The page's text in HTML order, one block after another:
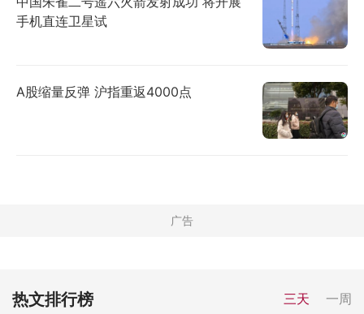
手机直连卫星试
A股缩量反弹 沪指重返4000点
热文排行榜 三天 一周